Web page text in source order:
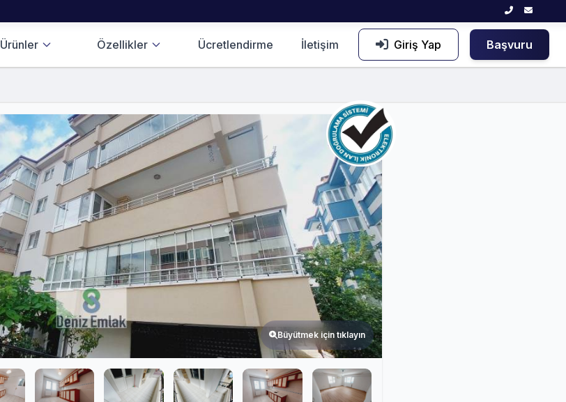
Ürünler Özellikler Ücretlendirme İletişim Giriş Yap Başvuru
Büyütmek için tıklayın